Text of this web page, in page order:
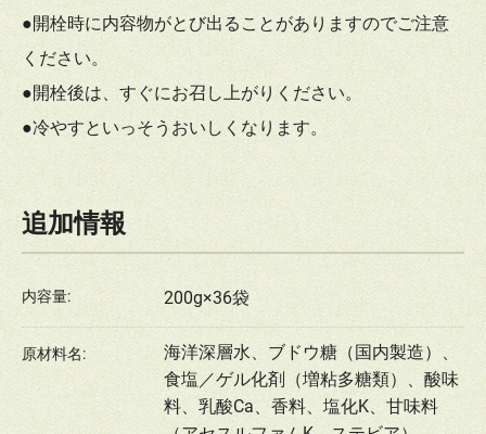
●開栓時に内容物がとび出ることがありますのでご注意
ください。
●開栓後は、すぐにお召し上がりください。
●冷やすといっそうおいしくなります。
追加情報
内容量: 200g×36袋
原材料名:
海洋深層水、ブドウ糖（国内製造）、
食塩／ゲル化剤（増粘多糖類）、酸味
料、乳酸Ca、香料、塩化K、甘味料